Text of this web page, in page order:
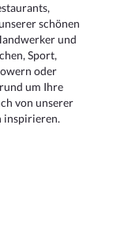
schönen
und
Sport,
oder
um Ihre
von unserer
inspirieren.